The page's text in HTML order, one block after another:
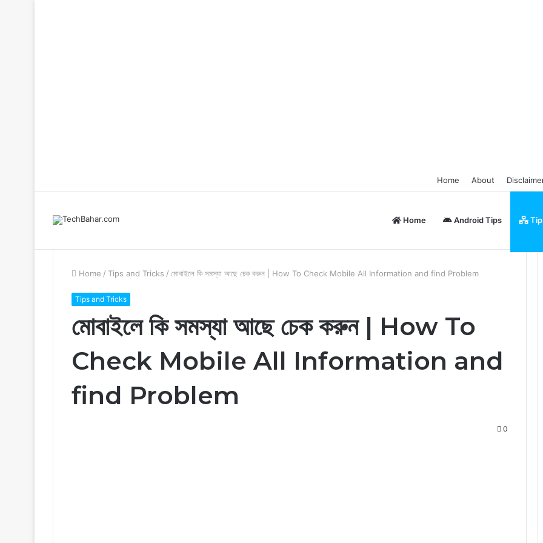
Home About
Home Android Tips
Home / Tips and Tricks / মোবাইলে কি সমস্যা আছে চেক করুন | How To Check Mobile All Information and find Problem
Tips and Tricks
মোবাইলে কি সমস্যা আছে চেক করুন | How To
Check Mobile All Information and
find Problem
0